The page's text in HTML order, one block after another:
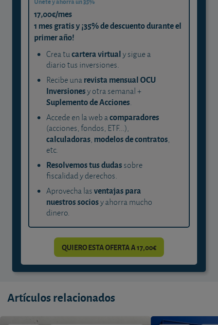
17,00€/mes
1 mes gratis y ¡35% de descuento durante el
primer año!
Crea tucartera virtualy sigue a
diario tus inversiones.
Recibe unarevista mensual OCU
Inversionesy otra semanal +
Suplemento de Acciones.
Accede en la web acomparadores
(acciones, fondos, ETF...),
calculadoras, modelos de contratos,
etc.
Resolvemos tus dudassobre
fiscalidad y derechos.
Aprovecha lasventajas para
nuestros sociosy ahorra mucho
dinero.
QUIERO ESTA OFERTA A 17,00€
Artículos relacionados